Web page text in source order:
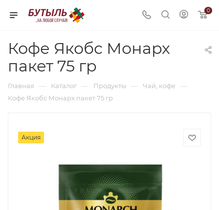
0
Кофе Якобс Монарх
пакет 75 гр
Главная — Каталог — Продукты — Чай, кофе —
Кофе Якобс Монарх пакет 75 гр
Акция